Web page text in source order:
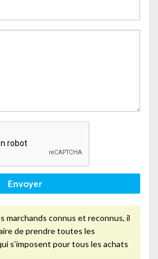
Envoyer
marchands connus et reconnus, il
de prendre toutes les
s’imposent pour tous les achats